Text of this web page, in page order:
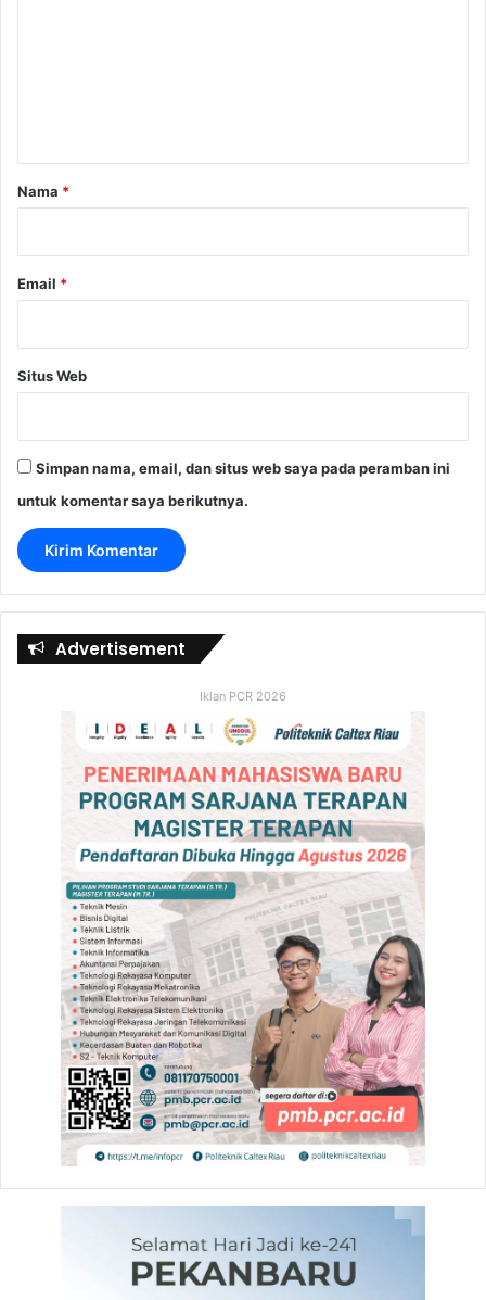
rNama *
Email *
Situs Web
Simpan nama, email, dan situs web saya pada peramban ini
untuk komentar saya berikutnya.
Advertisement
Iklan PCR 2026